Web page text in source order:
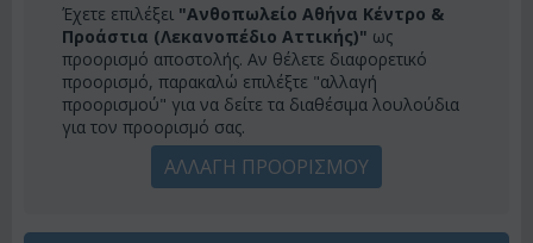
Έχετε επιλέξει "Ανθοπωλείο Αθήνα Κέντρο &
Προάστια (Λεκανοπέδιο Αττικής)" ως
προορισμό αποστολής. Αν θέλετε διαφορετικό
προορισμό, παρακαλώ επιλέξτε "αλλαγή
προορισμού" για να δείτε τα διαθέσιμα λουλούδια
για τον προορισμό σας.
ΑΛΛΑΓΗ ΠΡΟΟΡΙΣΜΟΥ